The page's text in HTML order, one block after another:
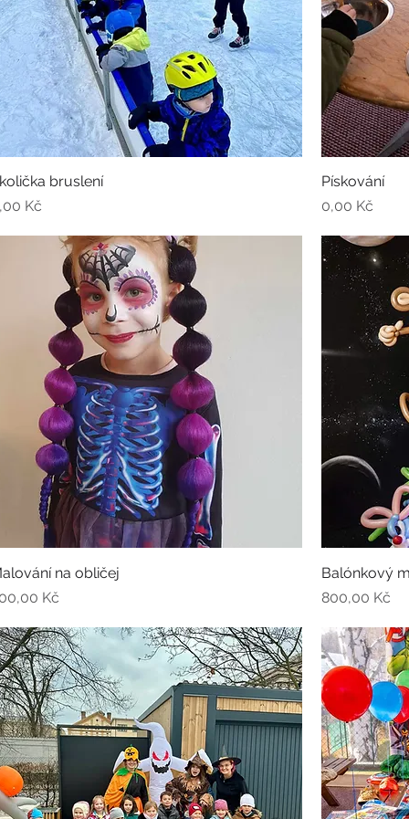
bruslení
Kč
Pískování
Cena
0,00 Kč
na obličej
Kč
Balónkový
Cena
800,00 Kč